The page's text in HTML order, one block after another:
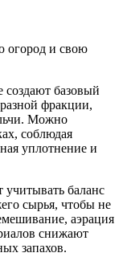
огород и свою
создают базовый
фракции,
Можно
соблюдая
уплотнение и
учитывать баланс
сырья, чтобы не
аэрация
снижают
запахов.